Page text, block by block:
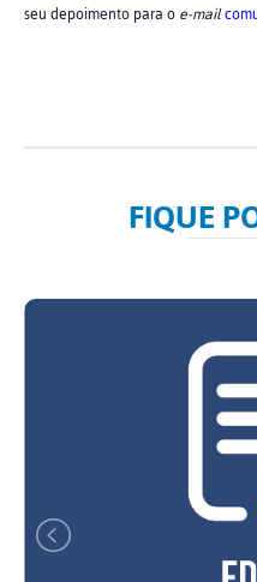
seu depoimento para oe-mail
FIQUE